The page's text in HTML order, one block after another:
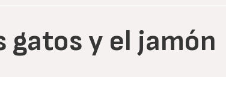
gatos y el jamón